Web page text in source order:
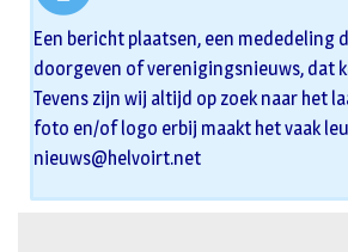
Een bericht plaatsen, een mededeling
doorgeven of verenigingsnieuws, dat
Tevens zijn wij altijd op zoek naar het
foto en/of logo erbij maakt het vaak
nieuws@helvoirt.net